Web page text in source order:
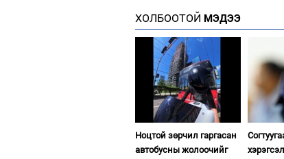
ХОЛБООТОЙ МЭДЭЭ
Ноцтой зөрчил гаргасан
автобусны жолоочийг